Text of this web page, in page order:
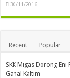
30/11/2016
Recent Popular
SKK Migas Dorong Eni
Ganal Kaltim